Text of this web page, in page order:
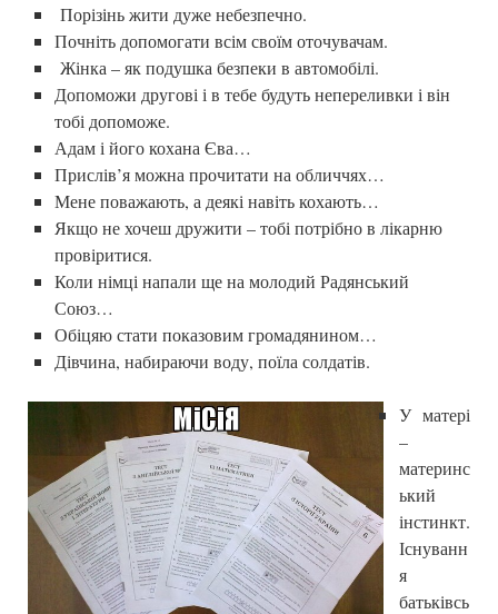
Порізінь жити дуже небезпечно.
Почніть допомогати всім своїм оточувачам.
Жінка – як подушка безпеки в автомобілі.
Допоможи другові і в тебе будуть непереливки і він
тобі допоможе.
Адам і його кохана Єва…
Прислів’я можна прочитати на обличчях…
Мене поважають, а деякі навіть кохають…
Якщо не хочеш дружити – тобі потрібно в лікарню
провіритися.
Коли німці напали ще на молодий Радянський
Союз…
Обіцяю стати показовим громадянином…
Дівчина, набираючи воду, поїла солдатів.
У матері
–
материнс
ький
інстинкт.
Існуванн
я
батьківсь